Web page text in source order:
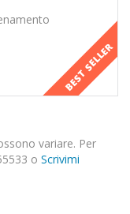
BEST SELLER
variare. Per
o Scrivimi